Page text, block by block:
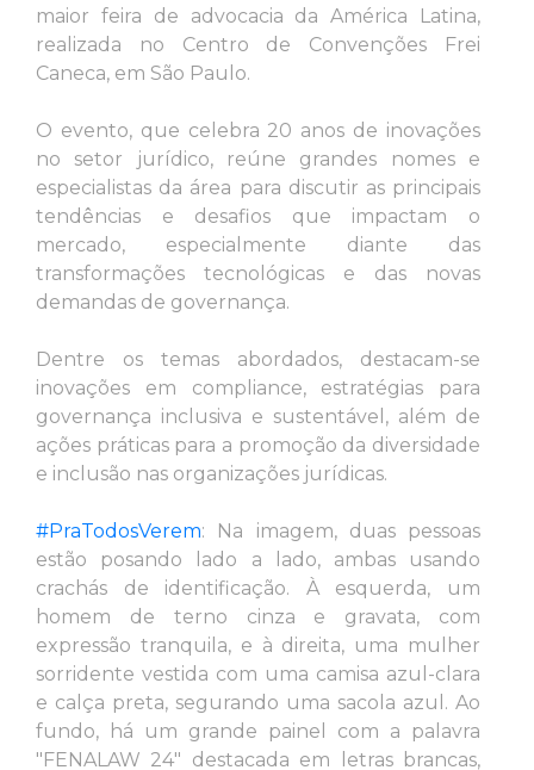
II
maior feira de advocacia da América Latina,
realizada no Centro de Convenções Frei
Caneca, em São Paulo.
O evento, que celebra 20 anos de inovações
no setor jurídico, reúne grandes nomes e
especialistas da área para discutir as principais
tendências e desafios que impactam o
mercado, especialmente diante das
transformações tecnológicas e das novas
demandas de governança.
Dentre os temas abordados, destacam-se
inovações em compliance, estratégias para
governança inclusiva e sustentável, além de
ações práticas para a promoção da diversidade
e inclusão nas organizações jurídicas.
#PraTodosVerem: Na imagem, duas pessoas
estão posando lado a lado, ambas usando
crachás de identificação. À esquerda, um
homem de terno cinza e gravata, com
expressão tranquila, e à direita, uma mulher
sorridente vestida com uma camisa azul-clara
e calça preta, segurando uma sacola azul. Ao
fundo, há um grande painel com a palavra
"FENALAW 24" destacada em letras brancas,